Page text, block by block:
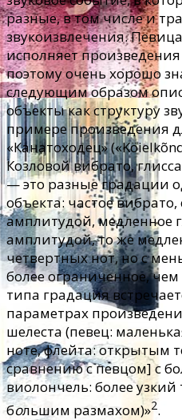
разные, в том числе и
звукоизвлечения.
исполняет
поэтому очень хорошо
следующим образом
объекты как структуру
примере произведения
«Канатоходец»
Козловой вибрато,
— это разные градации
объекта: частое
амплитудой, медленное
амплитудой, то же
четвертных нот, но с
более ограниченное,
типа градация
параметрах
шелеста (певец:
ноте, флейта: открытым
сравнению с певцом] с
виолончель: более
большим размахом)»2.